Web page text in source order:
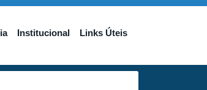
Institucional Links Úteis